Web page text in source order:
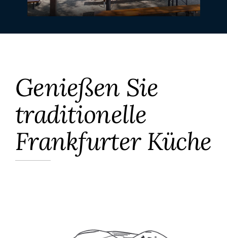
Genießen Sie
traditionelle
Frankfurter Küche